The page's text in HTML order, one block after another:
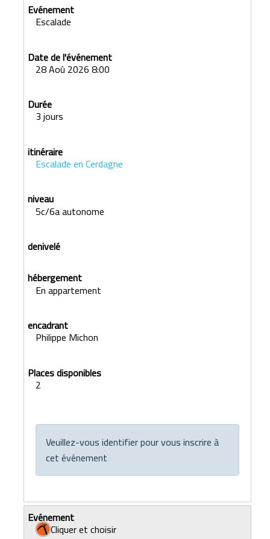
Escalade
28 Aoû 2026 8:00
3 jours
Escalade en Cerdagne
5c/6a autonome
En appartement
Philippe Michon
2
Veuillez-vous identifier pour vous inscrire à
cet événement
Cliquer et choisir